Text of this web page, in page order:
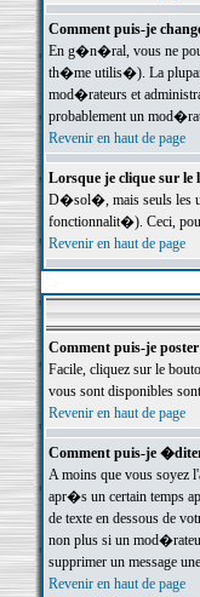
Comment puis-je
En g�n�ral, vous ne
th�me utilis�). La plupart
mod�rateurs et
probablement un
Revenir en haut de page
Lorsque je clique sur le
D�sol�, mais seuls les
fonctionnalit�). Ceci,
Revenir en haut de page
Comment puis-je
Facile, cliquez sur le
vous sont disponibles
Revenir en haut de page
Comment puis-je
A moins que vous soyez
apr�s un certain temps
de texte en dessous de
non plus si un
supprimer un message
Revenir en haut de page